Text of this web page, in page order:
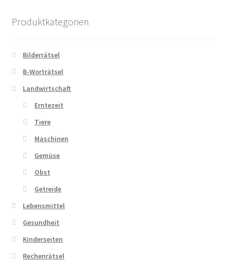
Produktkategorien
Bilderrätsel
B-Worträtsel
Landwirtschaft
Erntezeit
Tiere
Maschinen
Gemüse
Obst
Getreide
Lebensmittel
Gesundheit
Kinderseiten
Rechenrätsel